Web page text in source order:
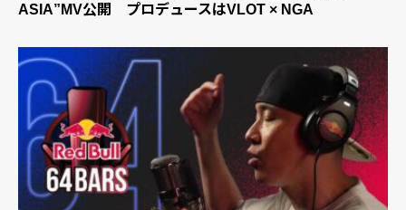
ASIA”MV公開 プロデュースはVLOT × NGA